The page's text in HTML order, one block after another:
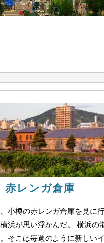
赤レンガ倉庫
小樽の赤レンガ倉庫を見に
浜が思い浮かんだ。 横浜の
そこは毎週のように新しい